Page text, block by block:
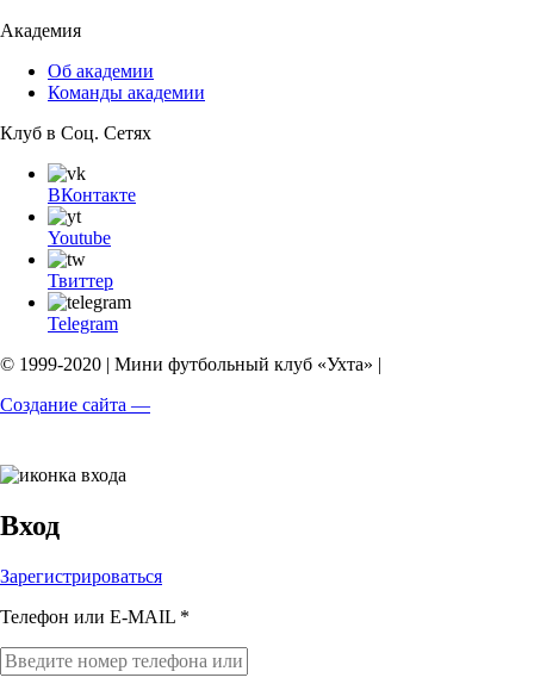
Академия
Об академии
Команды академии
Клуб в Соц. Сетях
ВКонтакте
Youtube
Твиттер
Telegram
© 1999-2020 | Мини футбольный клуб «Ухта» |
Создание сайта —
Вход
Зарегистрироваться
Телефон или E-MAIL *